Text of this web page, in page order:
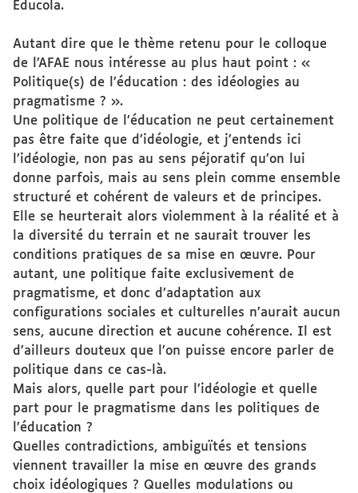
Educola.
Autant dire que le thème retenu pour le colloque
de l’AFAE nous intéresse au plus haut point : «
Politique(s) de l’éducation : des idéologies au
pragmatisme ? ».
Une politique de l’éducation ne peut certainement
pas être faite que d’idéologie, et j’entends ici
l’idéologie, non pas au sens péjoratif qu’on lui
donne parfois, mais au sens plein comme ensemble
structuré et cohérent de valeurs et de principes.
Elle se heurterait alors violemment à la réalité et à
la diversité du terrain et ne saurait trouver les
conditions pratiques de sa mise en œuvre. Pour
autant, une politique faite exclusivement de
pragmatisme, et donc d’adaptation aux
configurations sociales et culturelles n’aurait aucun
sens, aucune direction et aucune cohérence. Il est
d’ailleurs douteux que l’on puisse encore parler de
politique dans ce cas-là.
Mais alors, quelle part pour l’idéologie et quelle
part pour le pragmatisme dans les politiques de
l’éducation ?
Quelles contradictions, ambiguïtés et tensions
viennent travailler la mise en œuvre des grands
choix idéologiques ? Quelles modulations ou